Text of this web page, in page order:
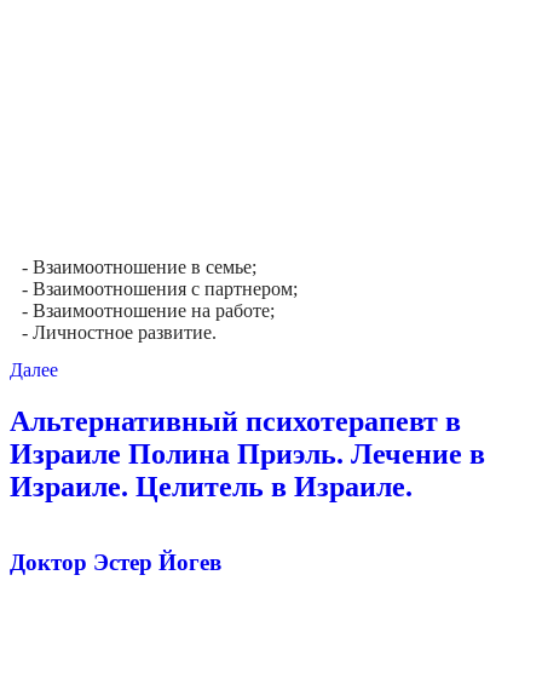
- Взаимоотношение в семье;
- Взаимоотношения с партнером;
- Взаимоотношение на работе;
- Личностное развитие.
Далее
Альтернативный психотерапевт в
Израиле Полина Приэль. Лечение в
Израиле. Целитель в Израиле.
Доктор Эстер Йогев